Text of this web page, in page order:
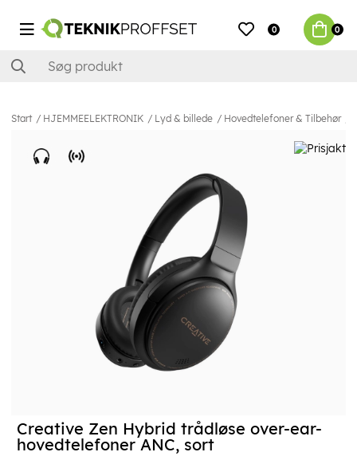
0 0
Start HJEMMEELEKTRONIK Lyd & billede Hovedtelefoner & Tilbehør
Creative Zen Hybrid trådløse over-ear-
hovedtelefoner ANC, sort